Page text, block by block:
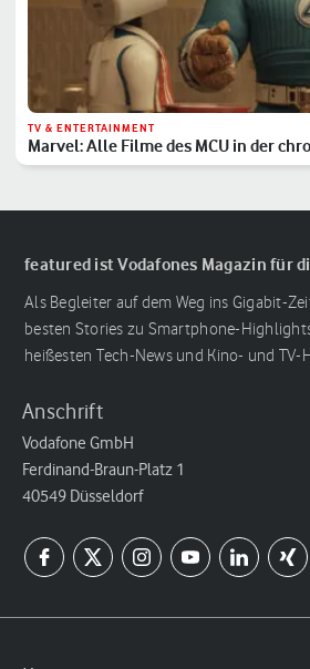
TV & ENTERTAINMENT
Marvel: Alle Filme des MCU in der
Reihenfolge
featured ist Vodafones Magazin für
Als Begleiter auf dem Weg ins Gigabit-
besten Stories zu Smartphone-
heißesten Tech-News und Kino- und TV-
Anschrift
Vodafone GmbH
Ferdinand-Braun-Platz 1
40549 Düsseldorf